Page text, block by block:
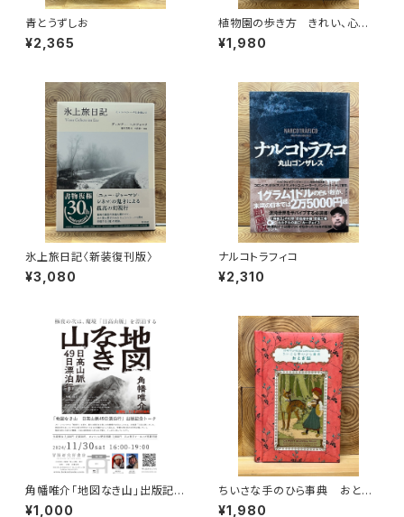
青とうずしお
¥2,365
植物園の歩き方 きれい、心地
よい、愛おしい さまざまな「うつ
くしい」を求めて
¥1,980
氷上旅日記〈新装復刊版〉
¥3,080
ナルコトラフィコ
¥2,310
角幡唯介「地図なき山」出版記念
トークイベント録画視聴権
¥1,000
ちいさな手のひら事典 おとぎ
話
¥1,980